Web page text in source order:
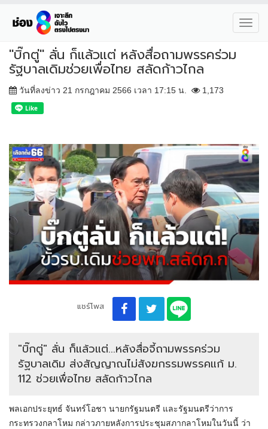
"บิ๊กตู่" ลั่น ก็แล้วแต่ หลังสื่อถามพรรคร่วม
รัฐบาลเดิมช่วยเพื่อไทย สลัดก้าวไกล
วันที่ลงข่าว 21 กรกฎาคม 2566 เวลา 17:15 น. 1,173
แชร์โพส
"บิ๊กตู่" ลั่น ก็แล้วแต่...หลังสื่อจี้ถามพรรคร่วม
รัฐบาลเดิม ส่งสัญญาณไม่สังฆกรรมพรรคแก้ ม.
112 ช่วยเพื่อไทย สลัดก้าวไกล
พลเอกประยุทธ์ จันทร์โอชา นายกรัฐมนตรี และรัฐมนตรีว่าการ
กระทรวงกลาโหม กล่าวภายหลังการประชุมสภากลาโหมในวันนี้ ว่า